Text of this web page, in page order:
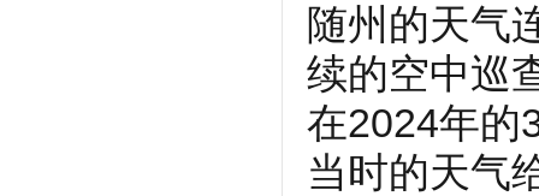
随州的天气
续的空中巡
在2024年的
当时的天气